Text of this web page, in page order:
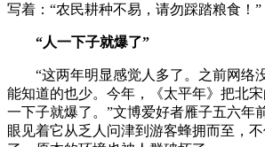
写着：“农民耕种不易，请勿踩踏粮食！”
“人一下子就爆了”
“这两年明显感觉人多了。之前网络
能知道的也少。今年，《太平年》把北
一下子就爆了。”文博爱好者雁子五六年
眼见着它从乏人问津到游客蜂拥而至，